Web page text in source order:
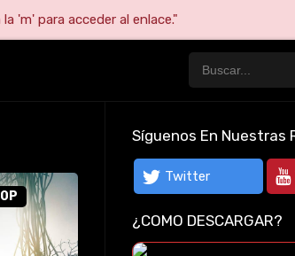
'm' para acceder al enlace."
Síguenos En Nuestras
Twitter
¿COMO DESCARGAR?